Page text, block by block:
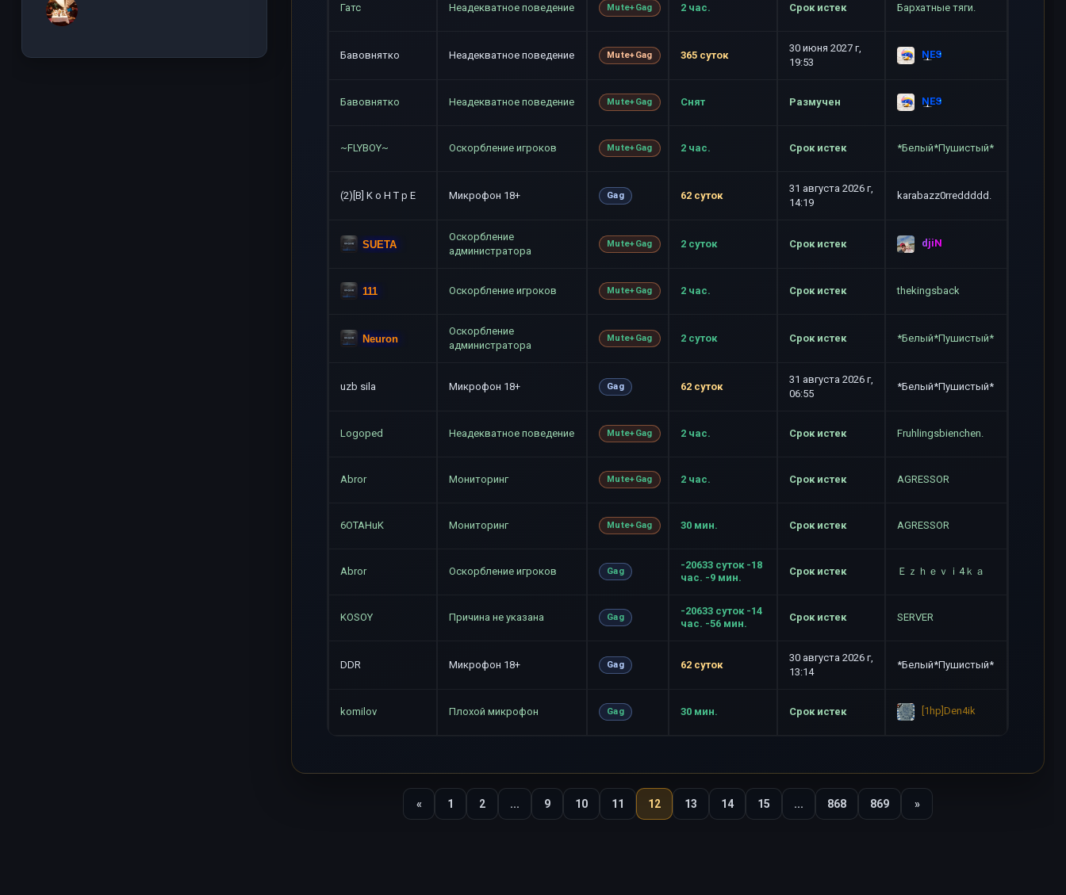
Гатс Неадекватное поведение Mute+Gag 2 час. Срок истек Бархатные тяги.
Бавовнятко Неадекватное поведение Mute+Gag 365 суток
30 июня 2027 г,
19:53
NES
Бавовнятко Неадекватное поведение Mute+Gag Снят Размучен NES
~FLYBOY~ Оскорбление игроков Mute+Gag 2 час. Срок истек *Белый*Пушистый*
(2)[B] K o H T p E Микрофон 18+ Gag 62 суток
31 августа 2026 г,
14:19
karabazz0rreddddd.
SUETA
Оскорбление
администратора
Mute+Gag 2 суток Срок истек djiN
111 Оскорбление игроков Mute+Gag 2 час. Срок истек thekingsback
Neuron
Оскорбление
администратора
Mute+Gag 2 суток Срок истек *Белый*Пушистый*
uzb sila Микрофон 18+ Gag 62 суток
31 августа 2026 г,
06:55
*Белый*Пушистый*
Logoped Неадекватное поведение Mute+Gag 2 час. Срок истек Fruhlingsbienchen.
Abror Мониторинг Mute+Gag 2 час. Срок истек AGRESSOR
6OTAHuK Мониторинг Mute+Gag 30 мин. Срок истек AGRESSOR
Abror Оскорбление игроков Gag
-20633 суток -18
час. -9 мин.
Срок истек Ｅｚｈｅｖｉ4ｋａ
KOSOY Причина не указана Gag
-20633 суток -14
час. -56 мин.
Срок истек SERVER
DDR Микрофон 18+ Gag 62 суток
30 августа 2026 г,
13:14
*Белый*Пушистый*
komilov Плохой микрофон Gag 30 мин. Срок истек [1hp]Den4ik
«
Назад
1 2 ... 9 10 11 12 13 14 15 ... 868 869 »
Вперед